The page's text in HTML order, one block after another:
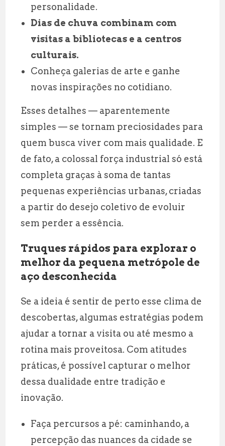
personalidade.
Dias de chuva combinam com
visitas a bibliotecas e a centros
culturais.
Conheça galerias de arte e ganhe
novas inspirações no cotidiano.
Esses detalhes — aparentemente
simples — se tornam preciosidades para
quem busca viver com mais qualidade. E
de fato, a colossal força industrial só está
completa graças à soma de tantas
pequenas experiências urbanas, criadas
a partir do desejo coletivo de evoluir
sem perder a essência.
Truques rápidos para explorar o
melhor da pequena metrópole de
aço desconhecida
Se a ideia é sentir de perto esse clima de
descobertas, algumas estratégias podem
ajudar a tornar a visita ou até mesmo a
rotina mais proveitosa. Com atitudes
práticas, é possível capturar o melhor
dessa dualidade entre tradição e
inovação.
Faça percursos a pé: caminhando, a
percepção das nuances da cidade se